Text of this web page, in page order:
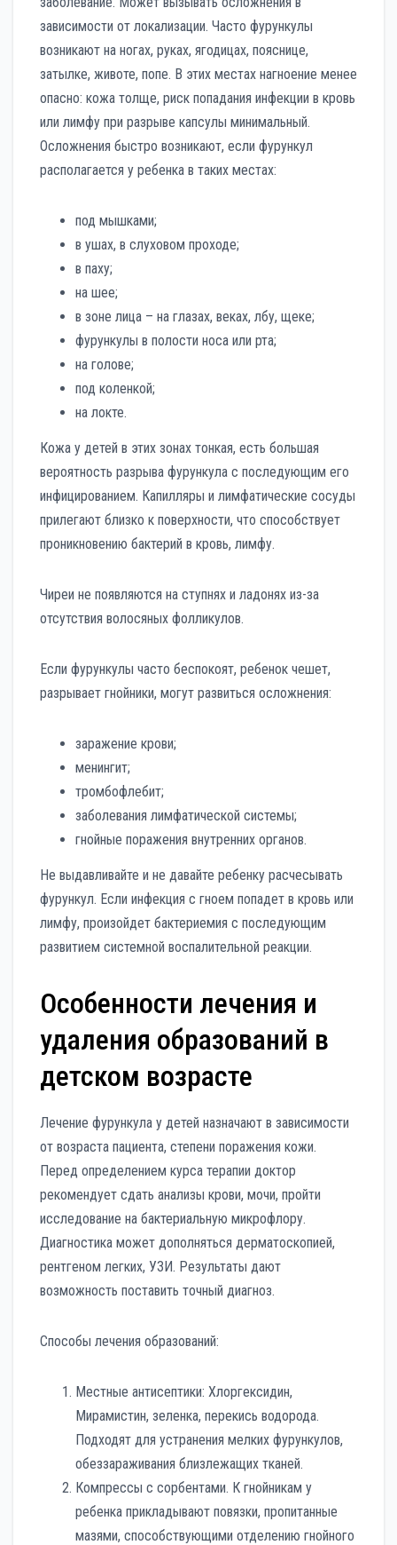
зависимости от локализации. Часто фурункулы
возникают на ногах, руках, ягодицах, пояснице,
затылке, животе, попе. В этих местах нагноение менее
опасно: кожа толще, риск попадания инфекции в кровь
или лимфу при разрыве капсулы минимальный.
Осложнения быстро возникают, если фурункул
располагается у ребенка в таких местах:
под мышками;
в ушах, в слуховом проходе;
в паху;
на шее;
в зоне лица – на глазах, веках, лбу, щеке;
фурункулы в полости носа или рта;
на голове;
под коленкой;
на локте.
Кожа у детей в этих зонах тонкая, есть большая
вероятность разрыва фурункула с последующим его
инфицированием. Капилляры и лимфатические сосуды
прилегают близко к поверхности, что способствует
проникновению бактерий в кровь, лимфу.
Чиреи не появляются на ступнях и ладонях из-за
отсутствия волосяных фолликулов.
Если фурункулы часто беспокоят, ребенок чешет,
разрывает гнойники, могут развиться осложнения:
заражение крови;
менингит;
тромбофлебит;
заболевания лимфатической системы;
гнойные поражения внутренних органов.
Не выдавливайте и не давайте ребенку расчесывать
фурункул. Если инфекция с гноем попадет в кровь или
лимфу, произойдет бактериемия с последующим
развитием системной воспалительной реакции.
Особенности лечения и
удаления образований в
детском возрасте
Лечение фурункула у детей назначают в зависимости
от возраста пациента, степени поражения кожи.
Перед определением курса терапии доктор
рекомендует сдать анализы крови, мочи, пройти
исследование на бактериальную микрофлору.
Диагностика может дополняться дерматоскопией,
рентгеном легких, УЗИ. Результаты дают
возможность поставить точный диагноз.
Способы лечения образований:
Местные антисептики: Хлоргексидин,
Мирамистин, зеленка, перекись водорода.
Подходят для устранения мелких фурункулов,
обеззараживания близлежащих тканей.
Компрессы с сорбентами. К гнойникам у
ребенка прикладывают повязки, пропитанные
мазями, способствующими отделению гнойного